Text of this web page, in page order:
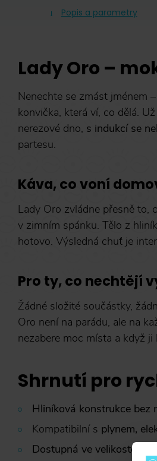
Popis a parametry
Lady Oro –
Nenechte se zmást jménem –
konvička, která ví, co dělá.
nerezové dno, s indukcí se
partesu.
Káva, co voní
Lady Oro zvládne přesně to,
v zimním spánku. Tělo z
hotovo. Výsledná chuť je
Pro ty, co nechtějí
Žádné složité součástky,
Oro není na parádu, ale na
nezabere moc místa a když
Shrnutí pro
Hliníková konstrukce bez
Kompatibilní s plynem,
Dostupná ve velikostech